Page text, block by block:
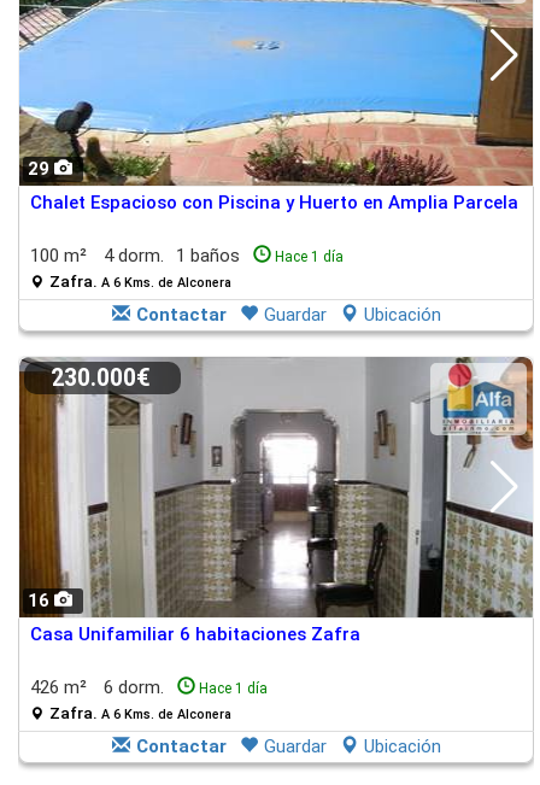
29
Chalet Espacioso con Piscina y Huerto en Amplia Parcela
100 m² 4 dorm. 1 baños Hace 1 día
Zafra. A 6 Kms. de Alconera
Contactar Guardar Ubicación
16
230.000€
Casa Unifamiliar 6 habitaciones Zafra
426 m² 6 dorm. Hace 1 día
Zafra. A 6 Kms. de Alconera
Contactar Guardar Ubicación